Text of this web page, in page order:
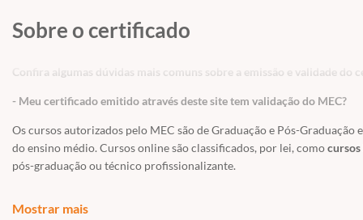
Sobre o certificado
Confira algumas dúvidas mais comuns sobre a emissão e validade do
- Meu certificado emitido através deste site tem validação do MEC?
Os cursos autorizados pelo MEC são de Graduação e Pós-
do ensino médio. Cursos online são classificados, por lei, como
pós-graduação ou técnico profissionalizante.
uma modalidade de educação não-formal com duração variável, a
Mostrar mais